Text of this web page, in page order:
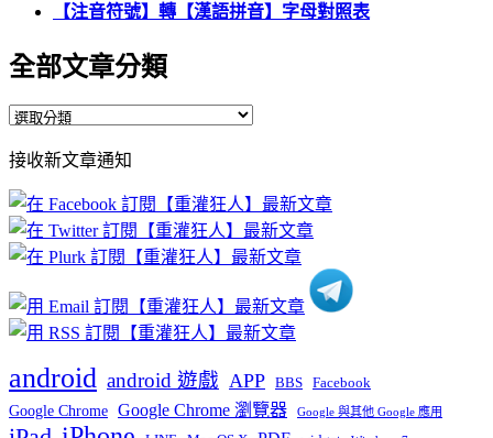
【注音符號】轉【漢語拼音】字母對照表
全部文章分類
全
文
章
分
類
接收新文章通知
android android 遊戲 APP BBS Facebook
Google Chrome Google Chrome 瀏覽器 Google 與其他 Google 應用